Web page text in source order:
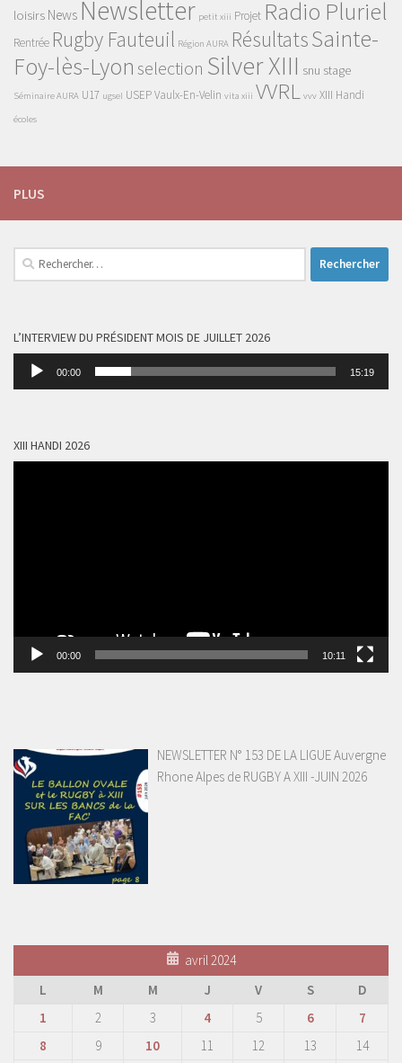
loisirs News Newsletter petit xiii Projet Radio Pluriel
Rentrée Rugby Fauteuil Région AURA RésultatsSainte-
Foy-lès-Lyon selection Silver XIII snu stage
Séminaire AURA U17 ugsel USEPVaulx-En-Velin vita xiii VVRL vvv XIII Handi
écoles
PLUS
Rechercher :
L’INTERVIEW DU PRÉSIDENT MOIS DE JUILLET 2026
Lecteur
00:00 15:19
XIII HANDI 2026
00:00 10:11
NEWSLETTER N° 153 DE LA LIGUE Auvergne
Rhone Alpes de RUGBY A XIII -JUIN 2026
avril 2024
L
M M J V S
D
1
2 3 4 5 6
7
8
9 10 11 12 13
14